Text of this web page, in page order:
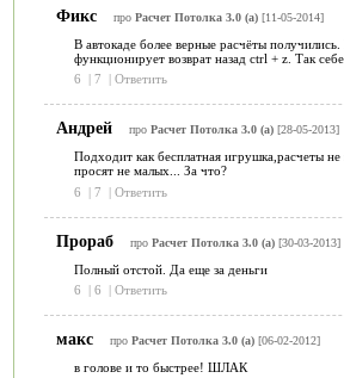
Фикс
про Расчет Потолка 3.0 (a)[11-05-2014]
В автокаде более верные расчёты
функционирует возврат назад ctrl + z. Так себе.
6
7 Ответить
Андрей про Расчет Потолка 3.0 (a)[28-05-2013]
Подходит как бесплатная игрушка,расчеты
просят не малых... За что?
6
| 7 | Ответить
Прораб про Расчет Потолка 3.0 (a)[30-03-2013]
Полный отстой. Да еще за деньги
6
6 Ответить
макс про Расчет Потолка 3.0 (a)[06-02-2012]
в голове и то быстрее! ШЛАК